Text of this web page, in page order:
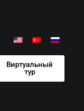
Виртуальный
тур